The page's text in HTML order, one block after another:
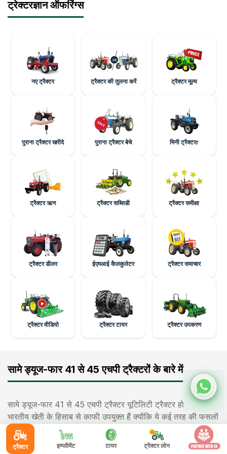
ट्रेक्टरज्ञान ऑफरिंग्स
नए ट्रैक्टर ट्रैक्टर की तुलना करें ट्रैक्टर मूल्य
पुराना ट्रैक्टर खरीदे पुराना ट्रैक्टर बेचे मिनी ट्रैक्टरr
ट्रैक्टर ऋण ट्रैक्टर सब्सिडी ट्रैक्टर समीक्षा
ट्रैक्टर डीलर ईएमआई कैलकुलेटर ट्रैक्टर समाचार
ट्रैक्टर वीडियो ट्रैक्टर टायर ट्रैक्टर उपकरण
सामे ड्यूज-फार 41 से 45 एचपी ट्रैक्टरों के बारे में
सामे ड्यूज-फार 41 से 45 एचपी ट्रैक्टर यूटिलिटी ट्रैक्टर होते हैं और
भारतीय खेती के हिसाब से काफी उपयुक्त हैं क्योंकि ये कई तरह की फसलों
और ज़मीन के साइज़ के हिसाब से सही रहते हैं। एक 41 से 45 एचपी सामे
ड्यूज-फार ट्रैक्टर खेत तैयार करने, बुवाई में मदद करने, छंटे करने, ढुलाई
ट्रैक्टर इम्प्लीमेंट टायर ट्रैक्टर लोन